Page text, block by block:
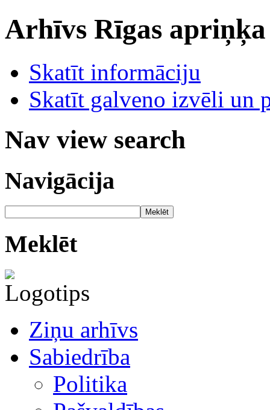
Arhīvs Rīgas
Skatīt informāciju
Skatīt galveno izvēli un
Nav view search
Navigācija
Meklēt
Meklēt
Ziņu arhīvs
Sabiedrība
Politika